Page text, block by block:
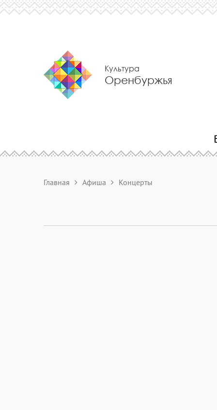
Культура
Оренбуржья
Главная Афиша Концерты